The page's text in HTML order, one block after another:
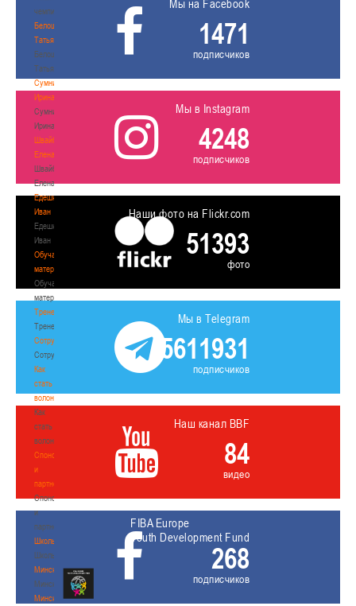
чемпионы
Белошапко
Татьяна
Белошапко
Татьяна
Сумникова
Ирина
Сумникова
Ирина
Швайбович
Елена
Швайбович
Елена
Едешко
Иван
Едешко
Иван
Обучающие
материалы
Обучающие
материалы
Тренерам
Тренерам
Сотрудничество
Сотрудничество
Как
стать
волонтером
Как
стать
волонтером
Спонсоры
и
партнеры
Спонсоры
и
партнеры
Школы
Школы
Минск
Минск
Минская
Мы на Facebook
1471
подписчиков
Мы в Instagram
4248
подписчиков
Наши фото на Flickr.com
51393
фото
Мы в Telegram
5611931
подписчиков
Наш канал BBF
84
видео
FIBA Europe
Youth Development Fund
268
подписчиков